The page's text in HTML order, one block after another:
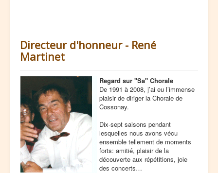
Directeur d'honneur - René
Martinet
Regard sur "Sa" Chorale
De 1991 à 2008, j’ai eu l’immense
plaisir de diriger la Chorale de
Cossonay.
Dix-sept saisons pendant
lesquelles nous avons vécu
ensemble tellement de moments
forts: amitié, plaisir de la
découverte aux répétitions, joie
des concerts…